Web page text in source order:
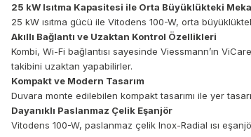
25 kW Isıtma Kapasitesi ile Orta Büyüklükteki
25 kW ısıtma gücü ile Vitodens 100-W, orta
Akıllı Bağlantı ve Uzaktan Kontrol Özellikleri
Kombi, Wi-Fi bağlantısı sayesinde Viessmann’ın
takibini uzaktan yapabilirler.
Kompakt ve Modern Tasarım
Duvara monte edilebilen kompakt tasarımı ile yer
Dayanıklı Paslanmaz Çelik Eşanjör
Vitodens 100-W, paslanmaz çelik Inox-Radial ısı